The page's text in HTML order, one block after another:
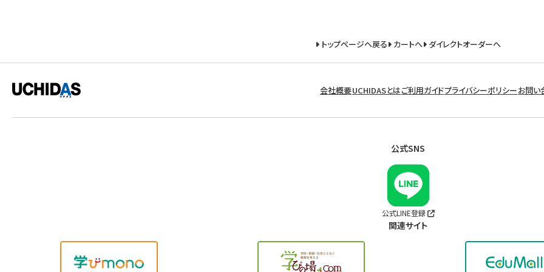
トップページへ戻る カートへ ダイレクトオーダーへ
会社概要UCHIDASとはご利用ガイドプライバシーポリシーお問い
公式SNS
公式LINE登録
関連サイト